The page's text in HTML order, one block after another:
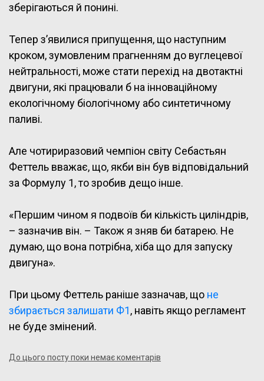
зберігаються й понині.
Тепер з’явилися припущення, що наступним
кроком, зумовленим прагненням до вуглецевої
нейтральності, може стати перехід на двотактні
двигуни, які працювали б на інноваційному
екологічному біологічному або синтетичному
паливі.
Але чотириразовий чемпіон світу Себастьян
Феттель вважає, що, якби він був відповідальний
за Формулу 1, то зробив дещо інше.
«Першим чином я подвоїв би кількість циліндрів,
– зазначив він. – Також я зняв би батарею. Не
думаю, що вона потрібна, хіба що для запуску
двигуна».
При цьому Феттель раніше зазначав, що не
збирається залишати Ф1, навіть якщо регламент
не буде змінений.
До цього посту поки немає коментарів